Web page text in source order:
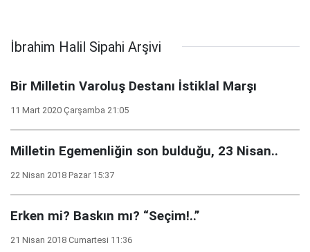
İbrahim Halil Sipahi Arşivi
Bir Milletin Varoluş Destanı İstiklal Marşı
11 Mart 2020 Çarşamba 21:05
Milletin Egemenliğin son bulduğu, 23 Nisan..
22 Nisan 2018 Pazar 15:37
Erken mi? Baskın mı? “Seçim!..”
21 Nisan 2018 Cumartesi 11:36